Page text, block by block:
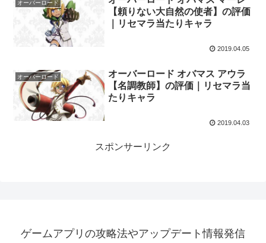
オーバーロード
【頼りない大自然の使者】の評価
｜リセマラ当たりキャラ
2019.04.05
オーバーロード
オーバーロード オバマス アウラ
【名調教師】の評価｜リセマラ当
たりキャラ
2019.04.03
スポンサーリンク
ゲームアプリの攻略法やアップデート情報発信